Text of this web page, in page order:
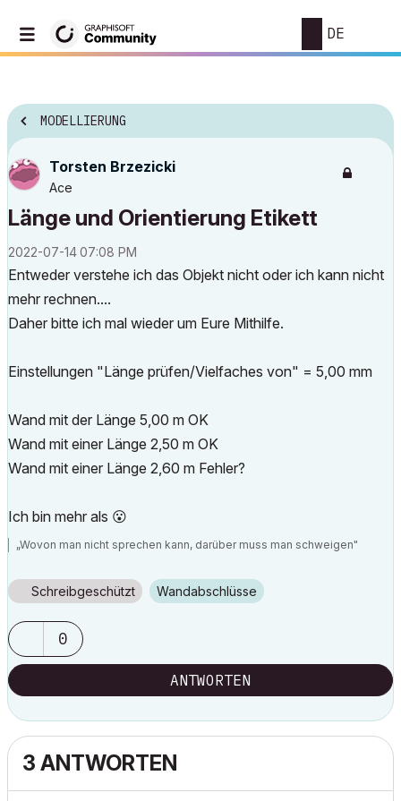
DE
MODELLIERUNG
Torsten Brzezicki
Ace
Länge und Orientierung Etikett
‎2022-07-1407:08 PM
Entweder verstehe ich das Objekt nicht oder ich kann nicht
mehr rechnen....
Daher bitte ich mal wieder um Eure Mithilfe.
Einstellungen "Länge prüfen/Vielfaches von" = 5,00 mm
Wand mit der Länge 5,00 m OK
Wand mit einer Länge 2,50 m OK
Wand mit einer Länge 2,60 m Fehler?
Ich bin mehr als 😮
„Wovon man nicht sprechen kann, darüber muss man schweigen"
Schreibgeschützt Wandabschlüsse
0
ANTWORTEN
3 ANTWORTEN